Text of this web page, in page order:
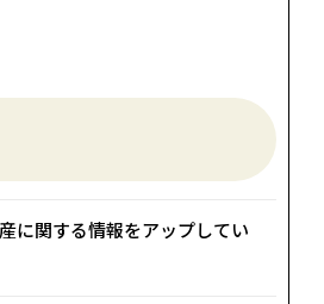
に関する情報をアップしてい